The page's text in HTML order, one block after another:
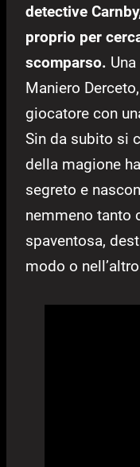
detective
proprio per
scomparso.
Maniero
giocatore con
Sin da subito si
della magione
segreto e
nemmeno tanto
spaventosa,
modo o